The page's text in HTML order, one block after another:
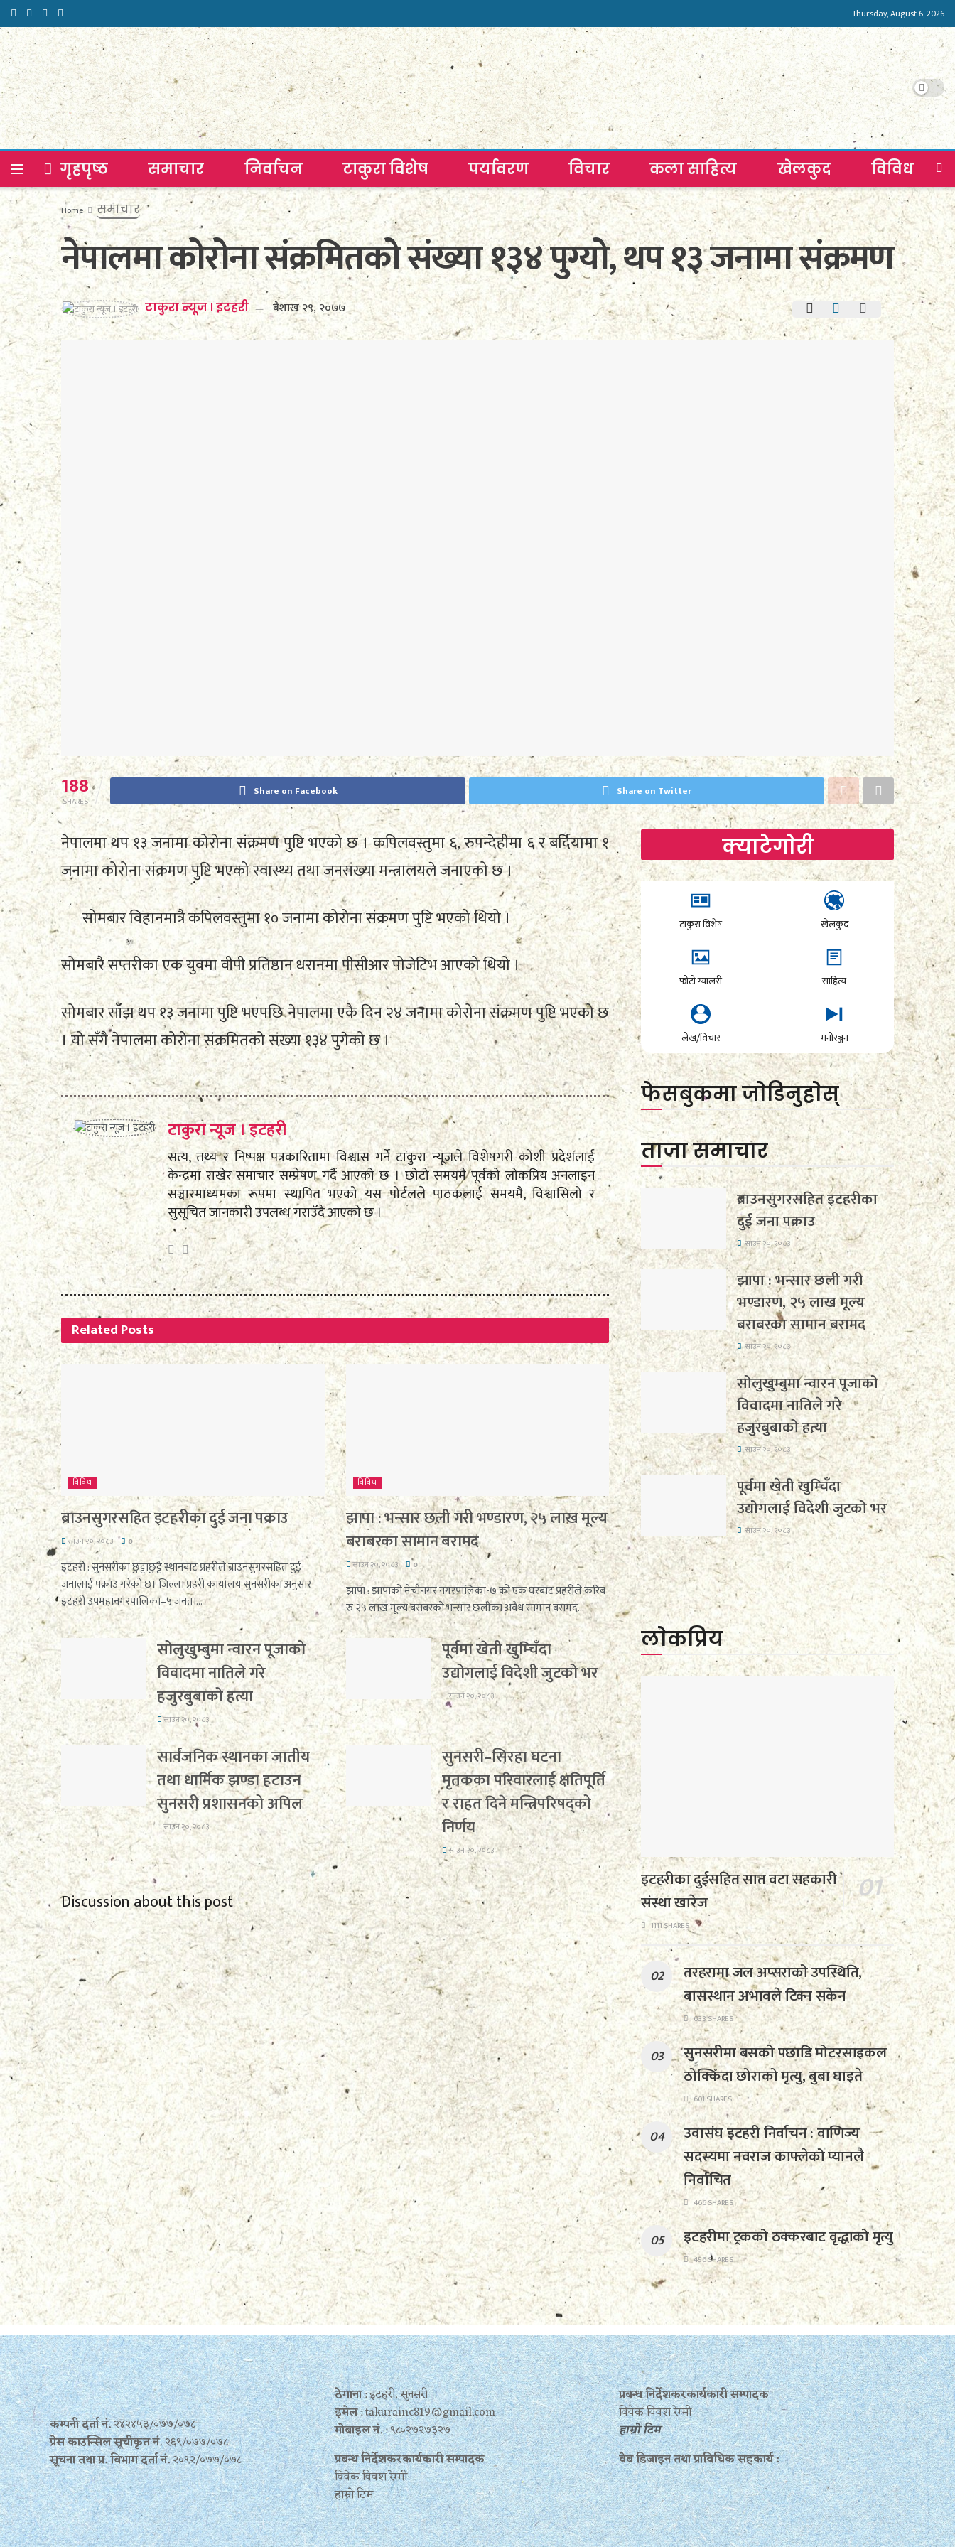
Thursday, August 6, 2026
गृहपृष्ठ समाचार निर्वाचन टाकुरा विशेष पर्यावरण विचार कला साहित्य खेलकुद विविध
Home समाचार
नेपालमा कोरोना संक्रमितको संख्या १३४ पुग्यो, थप १३ जनामा संक्रमण
टाकुरा न्यूज । इटहरी बैशाख २९, २०७७
188
SHARES
Share on Facebook Share on Twitter
नेपालमा थप १३ जनामा कोरोना संक्रमण पुष्टि भएको छ । कपिलवस्तुमा ६, रुपन्देहीमा ६ र बर्दियामा १
जनामा कोरोना संक्रमण पुष्टि भएको स्वास्थ्य तथा जनसंख्या मन्त्रालयले जनाएको छ ।
सोमबार विहानमात्रै कपिलवस्तुमा १० जनामा कोरोना संक्रमण पुष्टि भएको थियो ।
सोमबारै सप्तरीका एक युवमा वीपी प्रतिष्ठान धरानमा पीसीआर पोजेटिभ आएको थियो ।
सोमबार साँझ थप १३ जनामा पुष्टि भएपछि नेपालमा एकै दिन २४ जनामा कोरोना संक्रमण पुष्टि भएको छ
। यो सँगै नेपालमा कोरोना संक्रमितको संख्या १३४ पुगेको छ ।
टाकुरा न्यूज । इटहरी
सत्य, तथ्य र निष्पक्ष पत्रकारितामा विश्वास गर्ने टाकुरा न्यूजले विशेषगरी कोशी प्रदेशलाई
केन्द्रमा राखेर समाचार सम्प्रेषण गर्दै आएको छ । छोटो समयमै पूर्वको लोकप्रिय अनलाइन
सञ्चारमाध्यमका रूपमा स्थापित भएको यस पोर्टलले पाठकलाई समयमै, विश्वासिलो र
सुसूचित जानकारी उपलब्ध गराउँदै आएको छ ।
RelatedPosts
विविध
ब्राउनसुगरसहित इटहरीका दुई जना पक्राउ
साउन २०, २०८३ 0
इटहरी : सुनसरीका छुट्टाछुट्टै स्थानबाट प्रहरीले ब्राउनसुगरसहित दुई
जनालाई पक्राउ गरेको छ। जिल्ला प्रहरी कार्यालय सुनसरीका अनुसार
इटहरी उपमहानगरपालिका–५ जनता...
विविध
झापा : भन्सार छली गरी भण्डारण, २५ लाख मूल्य
बराबरका सामान बरामद
साउन २०, २०८३ 0
झापा : झापाको मेचीनगर नगरपालिका-७ को एक घरबाट प्रहरीले करिब
रु २५ लाख मूल्य बराबरको भन्सार छलीका अवैध सामान बरामद...
सोलुखुम्बुमा न्वारन पूजाको
विवादमा नातिले गरे
हजुरबुबाको हत्या
साउन २०, २०८३
पूर्वमा खेती खुम्चिँदा
उद्योगलाई विदेशी जुटको भर
साउन २०, २०८३
सार्वजनिक स्थानका जातीय
तथा धार्मिक झण्डा हटाउन
सुनसरी प्रशासनको अपिल
साउन २०, २०८३
सुनसरी–सिरहा घटना
मृतकका परिवारलाई क्षतिपूर्ति
र राहत दिने मन्त्रिपरिषद्को
निर्णय
साउन २०, २०८३
Discussion about this post
क्याटेगाेरी
टाकुरा विशेष खेलकुद
फोटो ग्यालरी साहित्य
लेख/विचार मनोरञ्जन
फेसबुकमा जाेडिनुहाेस्
ताजा समाचार
ब्राउनसुगरसहित इटहरीका
दुई जना पक्राउ
साउन २०, २०८३
झापा : भन्सार छली गरी
भण्डारण, २५ लाख मूल्य
बराबरका सामान बरामद
साउन २०, २०८३
सोलुखुम्बुमा न्वारन पूजाको
विवादमा नातिले गरे
हजुरबुबाको हत्या
साउन २०, २०८३
पूर्वमा खेती खुम्चिँदा
उद्योगलाई विदेशी जुटको भर
साउन २०, २०८३
लाेकप्रिय
इटहरीका दुईसहित सात वटा सहकारी
संस्था खारेज
1111 SHARES
तरहरामा जल अप्सराको उपस्थिति,
बासस्थान अभावले टिक्न सकेन
633 SHARES
सुनसरीमा बसको पछाडि मोटरसाइकल
ठोक्किँदा छोराको मृत्यु, बुबा घाइते
601 SHARES
उवासंघ इटहरी निर्वाचन : वाणिज्य
सदस्यमा नवराज काफ्लेको प्यानलै
निर्वाचित
466 SHARES
इटहरीमा ट्रकको ठक्करबाट वृद्धाको मृत्यु
456 SHARES
कम्पनी दर्ता नं.२४२४५३/०७७/०७८
प्रेस काउन्सिल सूचीकृत नं.२६९/०७७/०७८
सूचना तथा प्र‍. विभाग दर्ता नं.२०९२/०७७/०७८
ठेगाना: इटहरी, सुनसरी
इमेल: takurainc819@gmail.com
मोबाइल नं.: ९८०२७२७३२७
प्रबन्ध निर्देशकरकार्यकारी सम्पादक
विवेक विवश रेग्मी
हाम्रो टिम
प्रबन्ध निर्देशकरकार्यकारी सम्पादक
विवेक विवश रेग्मी
हाम्रो टिम
वेब डिजाइन तथा प्राविधिक सहकार्य :